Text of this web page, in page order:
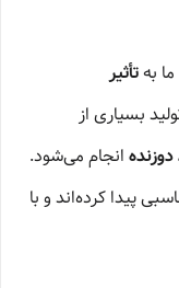
بهتأثیر
بسیاری از
دوزنده انجام می‌شود.
پیدا کرده‌اند و با